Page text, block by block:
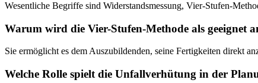
Wesentliche Begriffe sind Widerstandsmessung, Vier-Stufen-
Warum wird die Vier-Stufen-Methode als geeignet
Sie ermöglicht es dem Auszubildenden, seine Fertigkeiten direkt
Welche Rolle spielt die Unfallverhütung in der